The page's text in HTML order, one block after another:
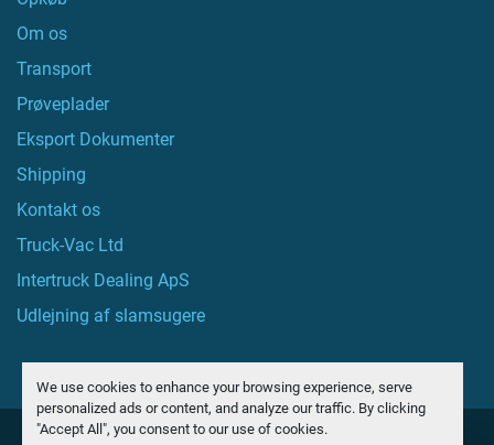
We use cookies to enhance your browsing experience, serve
personalized ads or content, and analyze our traffic. By clicking
"Accept All", you consent to our use of cookies.
Om os
Transport
Prøveplader
Eksport Dokumenter
Shipping
Kontakt os
Truck-Vac Ltd
Intertruck Dealing ApS
Udlejning af slamsugere